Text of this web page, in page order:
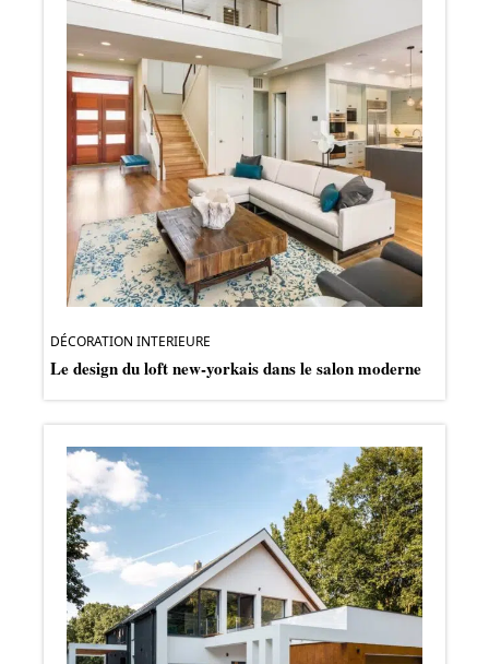
DÉCORATION INTERIEURE
Le design du loft new-yorkais dans le salon moderne